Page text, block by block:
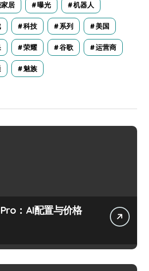
居 曝光 机器人
科技 系列 美国
荣耀 谷歌 运营商
魅族
：AI配置与价格